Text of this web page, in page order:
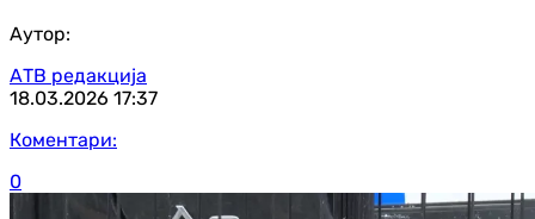
Аутор:
АТВ редакција
18.03.2026 17:37
Коментари:
0